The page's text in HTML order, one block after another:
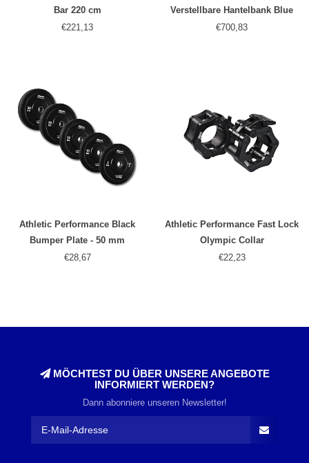
Bar 220 cm
€221,13
Verstellbare Hantelbank Blue
Line
€700,83
Athletic Performance Black
Bumper Plate - 50 mm
€28,67
Athletic Performance Fast Lock
Olympic Collar
€22,23
MÖCHTEST DU ÜBER UNSERE ANGEBOTE
INFORMIERT WERDEN?
Dann abonniere unseren Newsletter!